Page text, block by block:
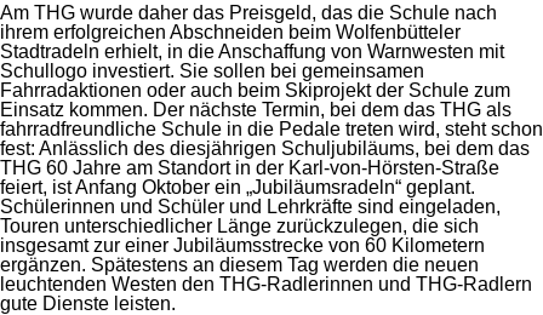
Am THG wurde daher das Preisgeld, das die Schule nach
ihrem erfolgreichen Abschneiden beim Wolfenbütteler
Stadtradeln erhielt, in die Anschaffung von Warnwesten mit
Schullogo investiert. Sie sollen bei gemeinsamen
Fahrradaktionen oder auch beim Skiprojekt der Schule zum
Einsatz kommen. Der nächste Termin, bei dem das THG als
fahrradfreundliche Schule in die Pedale treten wird, steht schon
fest: Anlässlich des diesjährigen Schuljubiläums, bei dem das
THG 60 Jahre am Standort in der Karl-von-Hörsten-Straße
feiert, ist Anfang Oktober ein „Jubiläumsradeln“ geplant.
Schülerinnen und Schüler und Lehrkräfte sind eingeladen,
Touren unterschiedlicher Länge zurückzulegen, die sich
insgesamt zur einer Jubiläumsstrecke von 60 Kilometern
ergänzen. Spätestens an diesem Tag werden die neuen
leuchtenden Westen den THG-Radlerinnen und THG-Radlern
gute Dienste leisten.